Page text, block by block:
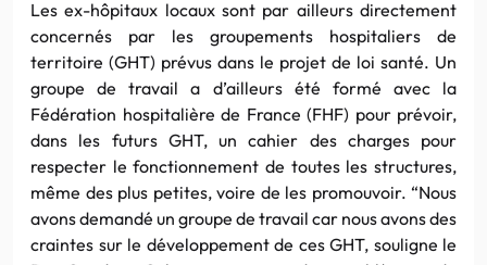
Les ex-hôpitaux locaux sont par ailleurs directement
concernés par les groupements hospitaliers de
territoire (GHT) prévus dans le projet de loi santé. Un
groupe de travail a d’ailleurs été formé avec la
Fédération hospitalière de France (FHF) pour prévoir,
dans les futurs GHT, un cahier des charges pour
respecter le fonctionnement de toutes les structures,
même des plus petites, voire de les promouvoir. “Nous
avons demandé un groupe de travail car nous avons des
craintes sur le développement de ces GHT, souligne le